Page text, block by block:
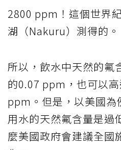
2800 ppm！這個世界
湖（Nakuru）測得的。
所以，飲水中天然的氟
的0.07 ppm，也可以
ppm。但是，以美國為
用水的天然氟含量是過
麼美國政府會建議全國